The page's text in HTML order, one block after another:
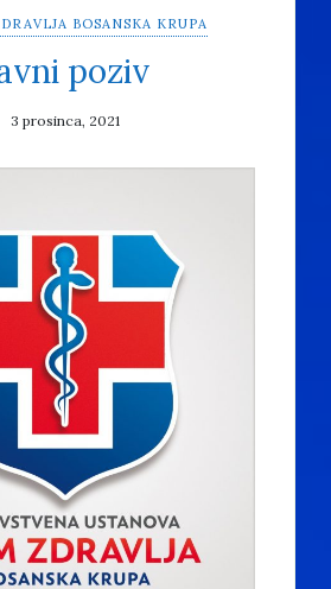
BOSANSKA KRUPA
poziv
3 prosinca, 2021